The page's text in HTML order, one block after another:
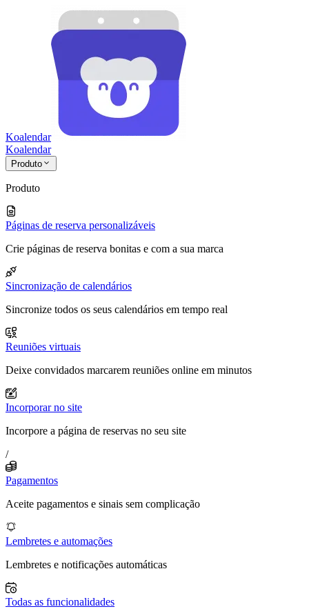
Koalendar
Koalendar
Produto
Produto
Páginas de reserva personalizáveis
Crie páginas de reserva bonitas e com a sua marca
Sincronização de calendários
Sincronize todos os seus calendários em tempo real
Reuniões virtuais
Deixe convidados marcarem reuniões online em minutos
Incorporar no site
Incorpore a página de reservas no seu site
/
Pagamentos
Aceite pagamentos e sinais sem complicação
Lembretes e automações
Lembretes e notificações automáticas
Todas as funcionalidades